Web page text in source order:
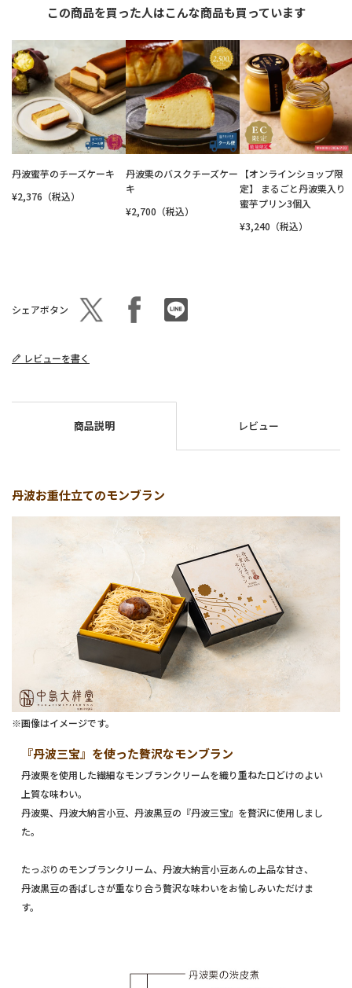
この商品を買った人はこんな商品も買っています
丹波蜜芋のチーズケーキ
¥2,376（税込）
丹波栗のバスクチーズケー
キ
¥2,700（税込）
【オンラインショップ限
定】 まるごと丹波栗入り
蜜芋プリン3個入
¥3,240（税込）
シェアボタン
レビューを書く
商品説明 レビュー
丹波お重仕立てのモンブラン
※画像はイメージです。
『丹波三宝』を使った贅沢なモンブラン
丹波栗を使用した繊細なモンブランクリームを織り重ねた口どけのよい
上質な味わい。
丹波栗、丹波大納言小豆、丹波黒豆の『丹波三宝』を贅沢に使用しまし
た。
たっぷりのモンブランクリーム、丹波大納言小豆あんの上品な甘さ、
丹波黒豆の香ばしさが重なり合う贅沢な味わいをお愉しみいただけま
す。